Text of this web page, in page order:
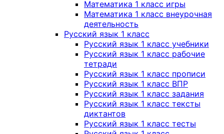
Математика 1 класс игры
Математика 1 класс внеурочная
деятельность
Русский язык 1 класс
Русский язык 1 класс учебники
Русский язык 1 класс рабочие
тетради
Русский язык 1 класс прописи
Русский язык 1 класс ВПР
Русский язык 1 класс задания
Русский язык 1 класс тексты
диктантов
Русский язык 1 класс тесты